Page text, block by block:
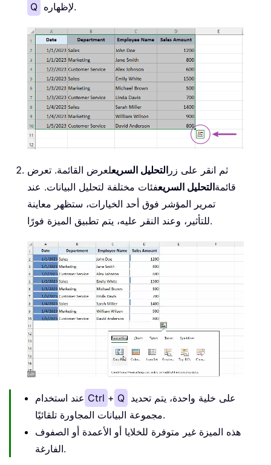
Q
لإظهاره.
ثم انقر على زر التحليل السريعلعرض القائمة. تعرض
قائمةالتحليل السريعفئات مختلفة لتحليل البيانات. عند
تمرير المؤشر فوق أحد الخيارات، ستظهر معاينة
للتأثير، وعند النقر عليه، يتم تطبيق الميزة فورًا.
عند استخدام Ctrl + Q
مجموعة البيانات المجاورة تلقائيًا.
هذه الميزة غير متوفرة للخلايا أو الأعمدة أو الصفوف
الفارغة.